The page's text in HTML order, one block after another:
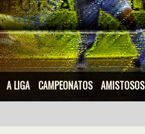
A LIGA CAMPEONATOS AMISTOSOS